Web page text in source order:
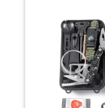
adolescents CORDON
MILITAIRE - jusqu'à
étanche à 7 noyaux
abri, un piège, un
servir d'amadou pour
corde à linge pour
attellez votre jambe
transportez des
250 kg) LE FROID EST
SOYEZ PRÉPARÉ -
aventures en plein